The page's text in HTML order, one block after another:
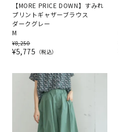
【MORE PRICE DOWN】すみれ
プリントギャザーブラウス
ダークグレー
M
¥8,250
¥5,775 税込